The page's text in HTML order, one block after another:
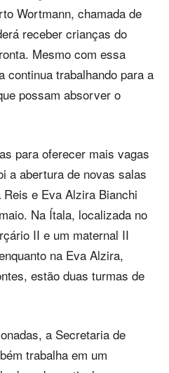
Wortmann, chamada de
receber crianças do
Mesmo com essa
continua trabalhando para a
possam absorver o
para oferecer mais vagas
a abertura de novas salas
e Eva Alzira Bianchi
Na Ítala, localizada no
II e um maternal II
na Eva Alzira,
estão duas turmas de
a Secretaria de
trabalha em um